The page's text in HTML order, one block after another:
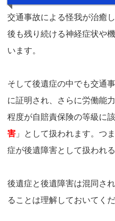
交通事故による怪我が治癒
後も残り続ける神経症状や
います。
そして後遺症の中でも交通
に証明され、さらに労働能
程度が自賠責保険の等級に
害 」として扱われます。つ
症が後遺障害として扱われ
後遺症と後遺障害は混同さ
ることは理解しておいてくだ